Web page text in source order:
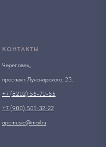
КОНТАКТЫ
Череповец,
проспект Луначарского, 23.
+7 (8202) 55-70-55
+7 (900) 501-32-22
apcmusic@mail.ru